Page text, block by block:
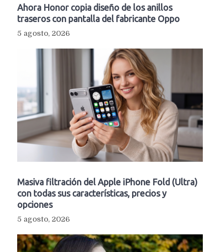
Ahora Honor copia diseño de los anillos
traseros con pantalla del fabricante Oppo
5 agosto, 2026
Masiva filtración del Apple iPhone Fold (Ultra)
con todas sus características, precios y
opciones
5 agosto, 2026